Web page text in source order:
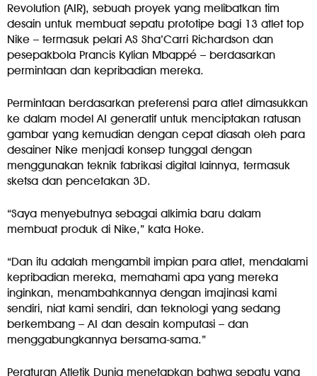
Revolution (AIR), sebuah proyek yang melibatkan tim
desain untuk membuat sepatu prototipe bagi 13 atlet top
Nike – termasuk pelari AS Sha’Carri Richardson dan
pesepakbola Prancis Kylian Mbappé – berdasarkan
permintaan dan kepribadian mereka.
Permintaan berdasarkan preferensi para atlet dimasukkan
ke dalam model AI generatif untuk menciptakan ratusan
gambar yang kemudian dengan cepat diasah oleh para
desainer Nike menjadi konsep tunggal dengan
menggunakan teknik fabrikasi digital lainnya, termasuk
sketsa dan pencetakan 3D.
“Saya menyebutnya sebagai alkimia baru dalam
membuat produk di Nike,” kata Hoke.
“Dan itu adalah mengambil impian para atlet, mendalami
kepribadian mereka, memahami apa yang mereka
inginkan, menambahkannya dengan imajinasi kami
sendiri, niat kami sendiri, dan teknologi yang sedang
berkembang – AI dan desain komputasi – dan
menggabungkannya bersama-sama.”
Peraturan Atletik Dunia menetapkan bahwa sepatu yang